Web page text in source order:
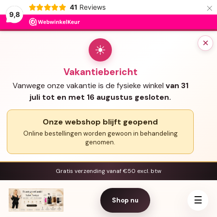
9,8
41 Reviews ×
×
☀
Vakantiebericht
Vanwege onze vakantie is de fysieke winkel van 31
juli tot en met 16 augustus gesloten.
Onze webshop blijft geopend
Online bestellingen worden gewoon in behandeling
genomen.
Gratis verzending vanaf €50 excl. btw
Shop nu ☰